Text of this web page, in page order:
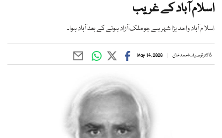
اسلام آباد کے غریب
اسلا م آباد واحد بڑا شہر ہے جو ملک آزاد ہونے کے بعد آباد ہوا۔
ڈاکٹر توصیف احمد خان May 14, 2026